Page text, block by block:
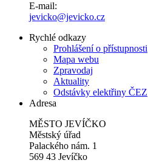
E-mail:
jevicko@jevicko.cz
Rychlé odkazy
Prohlášení o přístupnosti
Mapa webu
Zpravodaj
Aktuality
Odstávky elektřiny ČEZ
Adresa
MĚSTO JEVÍČKO
Městský úřad
Palackého nám. 1
569 43 Jevíčko